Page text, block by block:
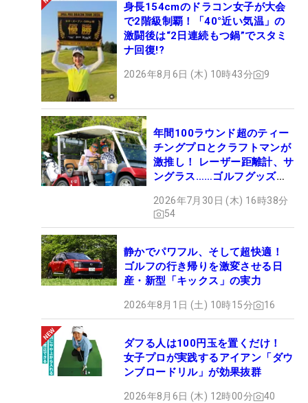
身長154cmのドラコン女子が大会
で2階級制覇！「40°近い気温」の
激闘後は“2日連続もつ鍋”でスタミ
ナ回復!?
2026年8月6日 (木) 10時43分 9
年間100ラウンド超のティー
チングプロとクラフトマンが
激推し！ レーザー距離計、サ
ングラス……ゴルフグッズマ
2026年7月30日 (木) 16時38分
54
静かでパワフル、そして超快適！
ゴルフの行き帰りを激変させる日
産・新型「キックス」の実力
2026年8月1日 (土) 10時15分 16
ダフる人は100円玉を置くだけ！
女子プロが実践するアイアン「ダウ
ンブロードリル」が効果抜群
2026年8月6日 (木) 12時00分 40